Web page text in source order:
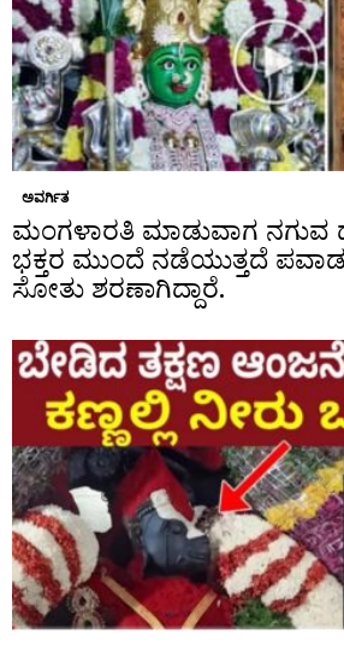
ಅವರ್ಗಿತ
ಮಂಗಳಾರತಿ ಮಾಡುವಾಗ ನಗುವ
ಭಕ್ತರ ಮುಂದೆ ನಡೆಯುತ್ತದೆ ಪವಾಡ
ಸೋತು ಶರಣಾಗಿದ್ದಾರೆ.